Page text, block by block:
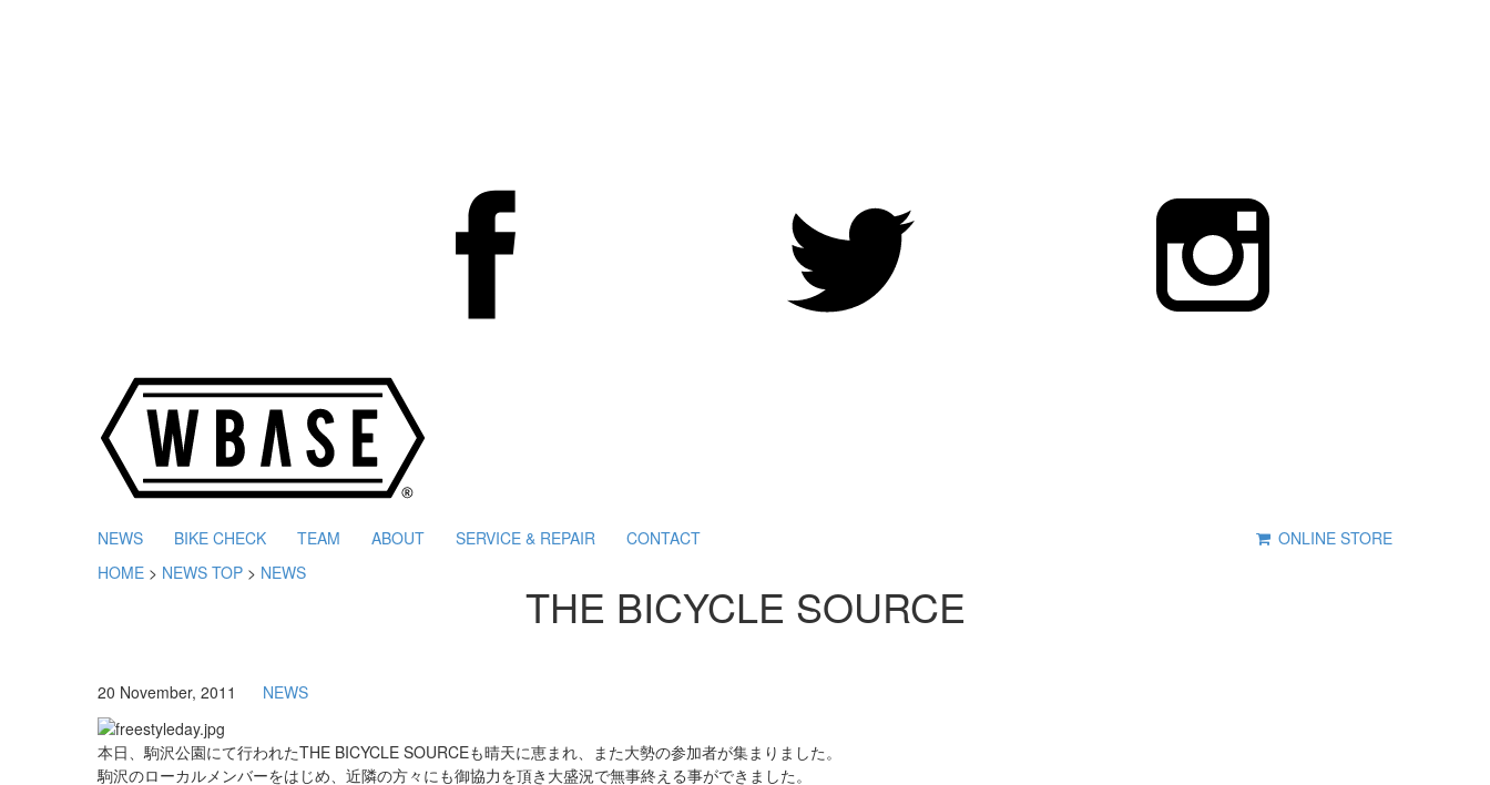
NEWS BIKE CHECK TEAM ABOUT SERVICE & REPAIR CONTACT
ONLINE STORE
HOME > NEWS TOP > NEWS
THE BICYCLE SOURCE
20 November, 2011 NEWS
本日、駒沢公園にて行われたTHE BICYCLE SOURCEも晴天に恵まれ、また大勢の参加者が集まりました。
駒沢のローカルメンバーをはじめ、近隣の方々にも御協力を頂き大盛況で無事終える事ができました。